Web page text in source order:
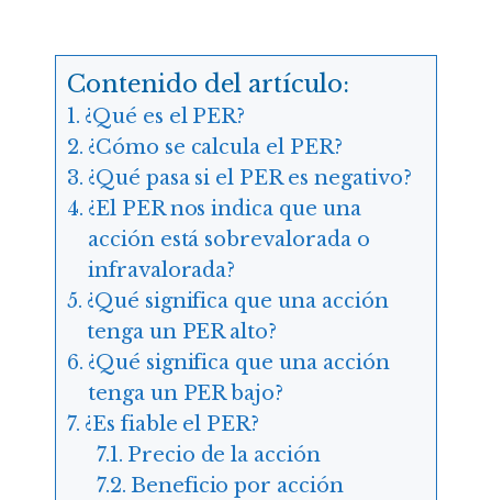
Contenido del artículo:
¿Qué es el PER?
¿Cómo se calcula el PER?
¿Qué pasa si el PER es negativo?
¿El PER nos indica que una
acción está sobrevalorada o
infravalorada?
¿Qué significa que una acción
tenga un PER alto?
¿Qué significa que una acción
tenga un PER bajo?
¿Es fiable el PER?
Precio de la acción
Beneficio por acción